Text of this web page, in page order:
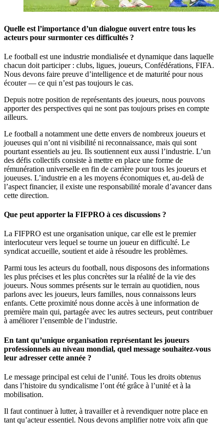
Quelle est l’importance d’un dialogue ouvert entre tous les
acteurs pour surmonter ces difficultés ?
Le football est une industrie mondialisée et dynamique dans laquelle
chacun doit participer : clubs, ligues, joueurs, Confédérations, FIFA.
Nous devons faire preuve d’intelligence et de maturité pour nous
écouter — ce qui n’est pas toujours le cas.
Depuis notre position de représentants des joueurs, nous pouvons
apporter des perspectives qui ne sont pas toujours prises en compte
ailleurs.
Le football a notamment une dette envers de nombreux joueurs et
joueuses qui n’ont ni visibilité ni reconnaissance, mais qui sont
pourtant essentiels au jeu. Ils soutiennent eux aussi l’industrie. L’un
des défis collectifs consiste à mettre en place une forme de
rémunération universelle en fin de carrière pour tous les joueurs et
joueuses. L’industrie en a les moyens économiques et, au-delà de
l’aspect financier, il existe une responsabilité morale d’avancer dans
cette direction.
Que peut apporter la FIFPRO à ces discussions ?
La FIFPRO est une organisation unique, car elle est le premier
interlocuteur vers lequel se tourne un joueur en difficulté. Le
syndicat accueille, soutient et aide à résoudre les problèmes.
Parmi tous les acteurs du football, nous disposons des informations
les plus précises et les plus concrètes sur la réalité de la vie des
joueurs. Nous sommes présents sur le terrain au quotidien, nous
parlons avec les joueurs, leurs familles, nous connaissons leurs
enfants. Cette proximité nous donne accès à une information de
première main qui, partagée avec les autres secteurs, peut contribuer
à améliorer l’ensemble de l’industrie.
En tant qu’unique organisation représentant les joueurs
professionnels au niveau mondial, quel message souhaitez-vous
leur adresser cette année ?
Le message principal est celui de l’unité. Tous les droits obtenus
dans l’histoire du syndicalisme l’ont été grâce à l’unité et à la
mobilisation.
Il faut continuer à lutter, à travailler et à revendiquer notre place en
tant qu’acteur essentiel. Nous devons amplifier notre voix afin que